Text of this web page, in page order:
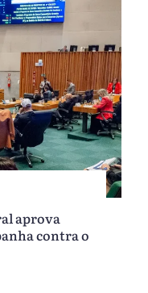
aprova
contra o